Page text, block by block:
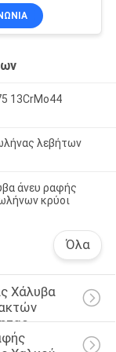
13CrMo44
λεβήτων
άνευ ραφής
κρύοι
Όλα
Χάλυβα